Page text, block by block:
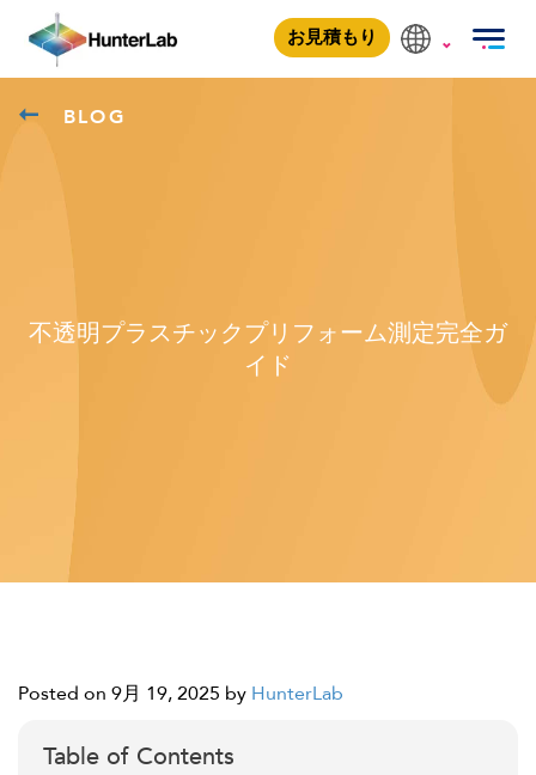
お見積もり
BLOG
不透明プラスチックプリフォーム測定完全ガ
イド
Posted on 9月 19, 2025 by HunterLab
Table of Contents